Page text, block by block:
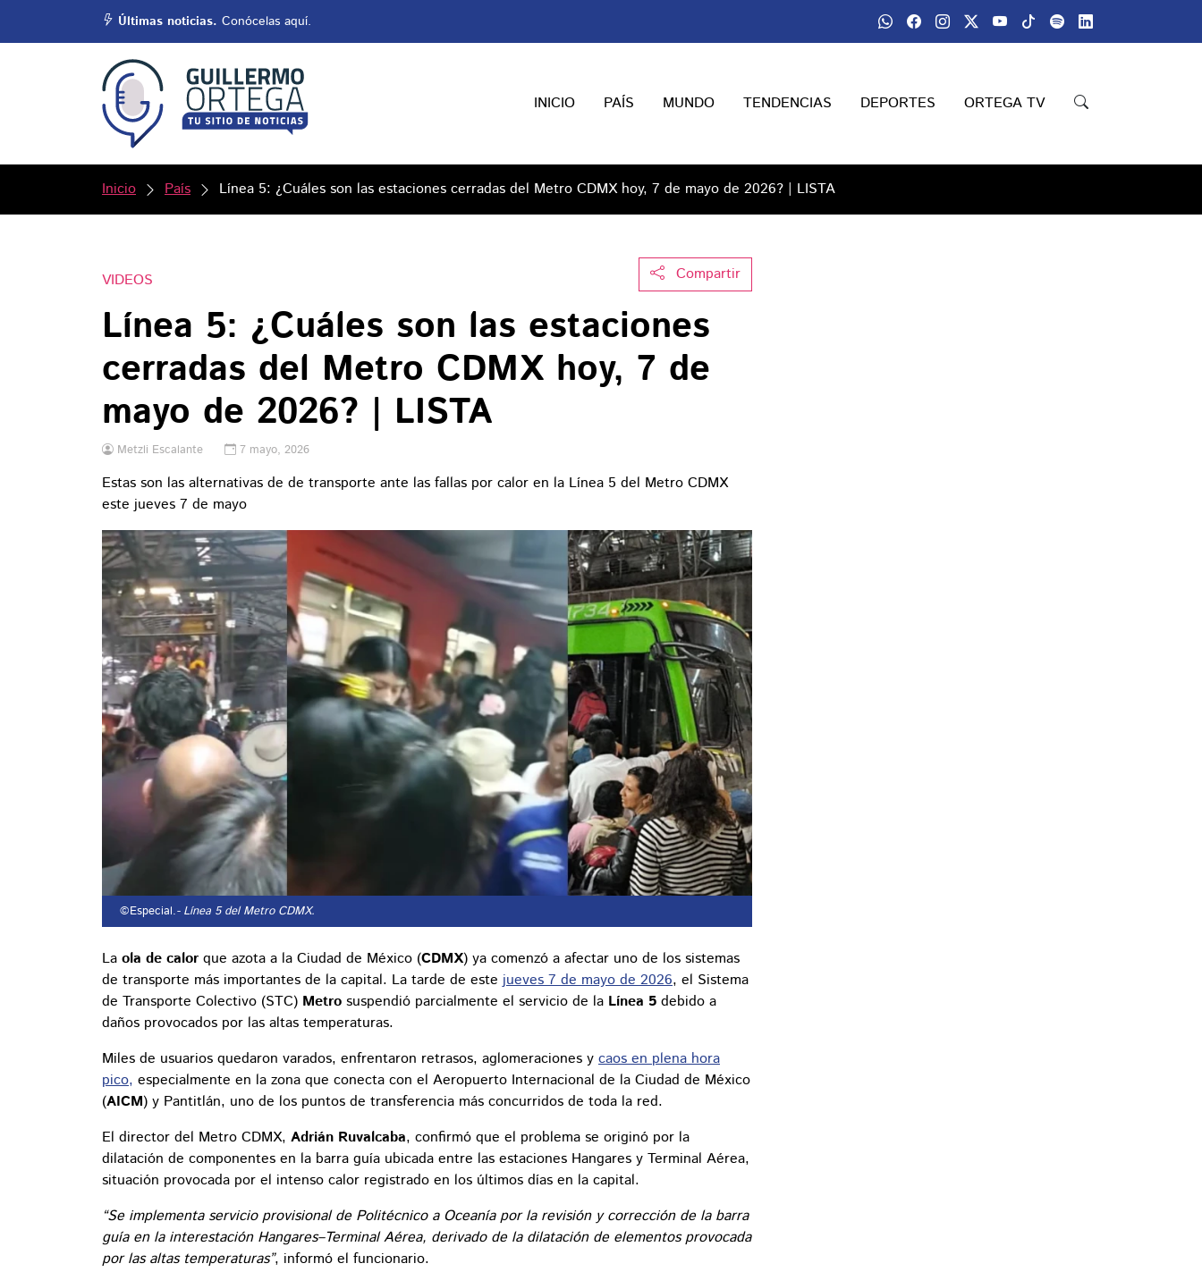
Últimas noticias. Conócelas aquí.
INICIO PAÍS MUNDO TENDENCIAS DEPORTES ORTEGA TV
Inicio País Línea 5: ¿Cuáles son las estaciones cerradas del Metro CDMX hoy, 7 de mayo de 2026? | LISTA
Compartir
VIDEOS
Línea 5: ¿Cuáles son las estaciones
cerradas del Metro CDMX hoy, 7 de
mayo de 2026? | LISTA
Metzli Escalante 7 mayo, 2026
Estas son las alternativas de de transporte ante las fallas por calor en la Línea 5 del Metro CDMX
este jueves 7 de mayo
©Especial.- Línea 5 del Metro CDMX.
La ola de calor que azota a la Ciudad de México (CDMX) ya comenzó a afectar uno de los sistemas
de transporte más importantes de la capital. La tarde de este jueves 7 de mayo de 2026, el Sistema
de Transporte Colectivo (STC) Metro suspendió parcialmente el servicio de la Línea 5 debido a
daños provocados por las altas temperaturas.
Miles de usuarios quedaron varados, enfrentaron retrasos, aglomeraciones y caos en plena hora
pico, especialmente en la zona que conecta con el Aeropuerto Internacional de la Ciudad de México
(AICM) y Pantitlán, uno de los puntos de transferencia más concurridos de toda la red.
El director del Metro CDMX, Adrián Ruvalcaba, confirmó que el problema se originó por la
dilatación de componentes en la barra guía ubicada entre las estaciones Hangares y Terminal Aérea,
situación provocada por el intenso calor registrado en los últimos días en la capital.
“Se implementa servicio provisional de Politécnico a Oceanía por la revisión y corrección de la barra
guía en la interestación Hangares–Terminal Aérea, derivado de la dilatación de elementos provocada
por las altas temperaturas”, informó el funcionario.